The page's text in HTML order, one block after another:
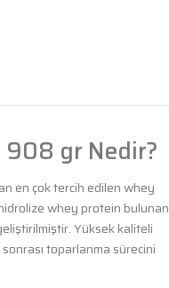
gr Nedir?
en çok tercih edilen whey
whey protein bulunan
Yüksek kaliteli
toparlanma sürecini